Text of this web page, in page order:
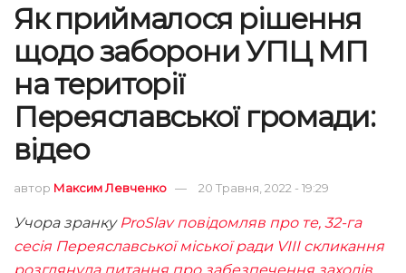
Як приймалося рішення
щодо заборони УПЦ МП
на території
Переяславської громади:
відео
автор Максим Левченко 20 Травня, 2022 - 19:29
Учора зранку ProSlav повідомляв про те, 32-га
сесія Переяславської міської ради VIII скликання